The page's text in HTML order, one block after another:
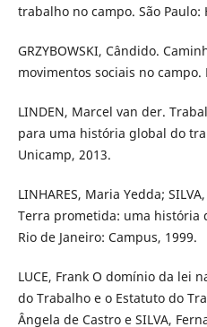
trabalho no campo. São Paulo:
GRZYBOWSKI, Cândido.
movimentos sociais no campo.
LINDEN, Marcel van der.
para uma história global do
Unicamp, 2013.
LINHARES, Maria Yedda;
Terra prometida: uma história
Rio de Janeiro: Campus, 1999.
LUCE, Frank O domínio da lei
do Trabalho e o Estatuto do
Ângela de Castro e SILVA,